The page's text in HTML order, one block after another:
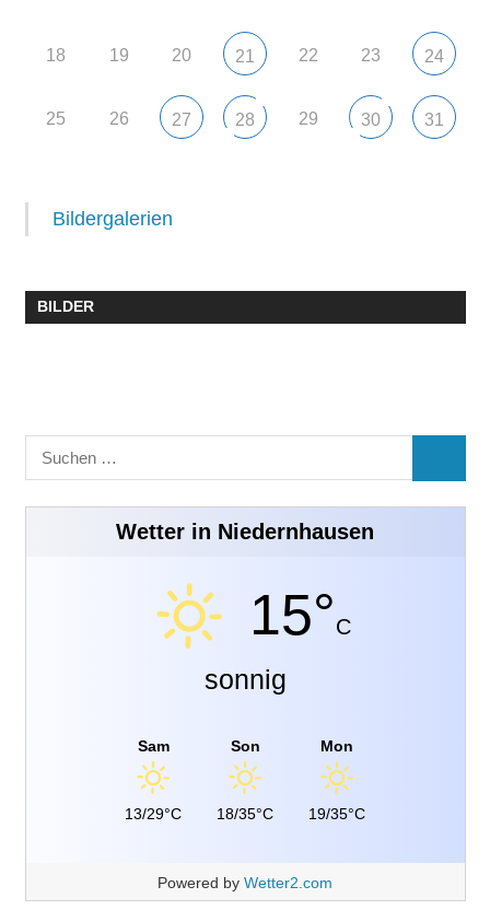
18 19 20 21 22 23 24
25 26 27 28 29 30 31
Bildergalerien
BILDER
Suchen
nach:
Wetter in Niedernhausen
15°C
sonnig
Sam
13/29°C
Son
18/35°C
Mon
19/35°C
Powered by Wetter2.com